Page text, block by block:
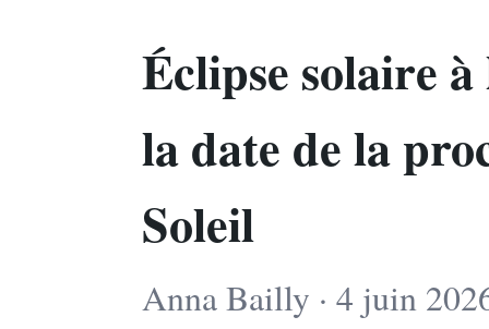
Éclipse solaire
la date de la
Soleil
Anna Bailly · 4 juin